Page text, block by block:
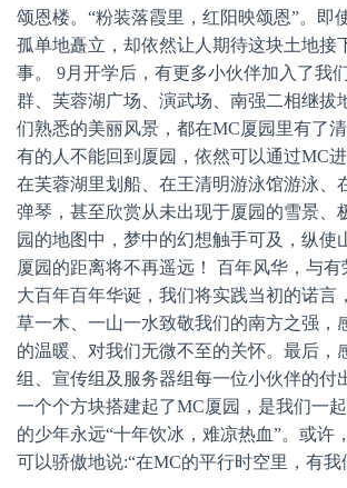
颂恩楼。“粉装落霞里，红阳映颂恩”。即
孤单地矗立，却依然让人期待这块土地接
事。 9月开学后，有更多小伙伴加入了我
群、芙蓉湖广场、演武场、南强二相继
们熟悉的美丽风景，都在MC厦园里有了
有的人不能回到厦园，依然可以通过MC进
在芙蓉湖里划船、在王清明游泳馆游泳、
弹琴，甚至欣赏从未出现于厦园的雪景
园的地图中，梦中的幻想触手可及，纵使
厦园的距离将不再遥远！ 百年风华，与
大百年百年华诞，我们将实践当初的诺言
草一木、一山一水致敬我们的南方之强，
的温暖、对我们无微不至的关怀。最后，
组、宣传组及服务器组每一位小伙伴的付
一个个方块搭建起了MC厦园，是我们一
的少年永远“十年饮冰，难凉热血”。或许
可以骄傲地说:“在MC的平行时空里，有我